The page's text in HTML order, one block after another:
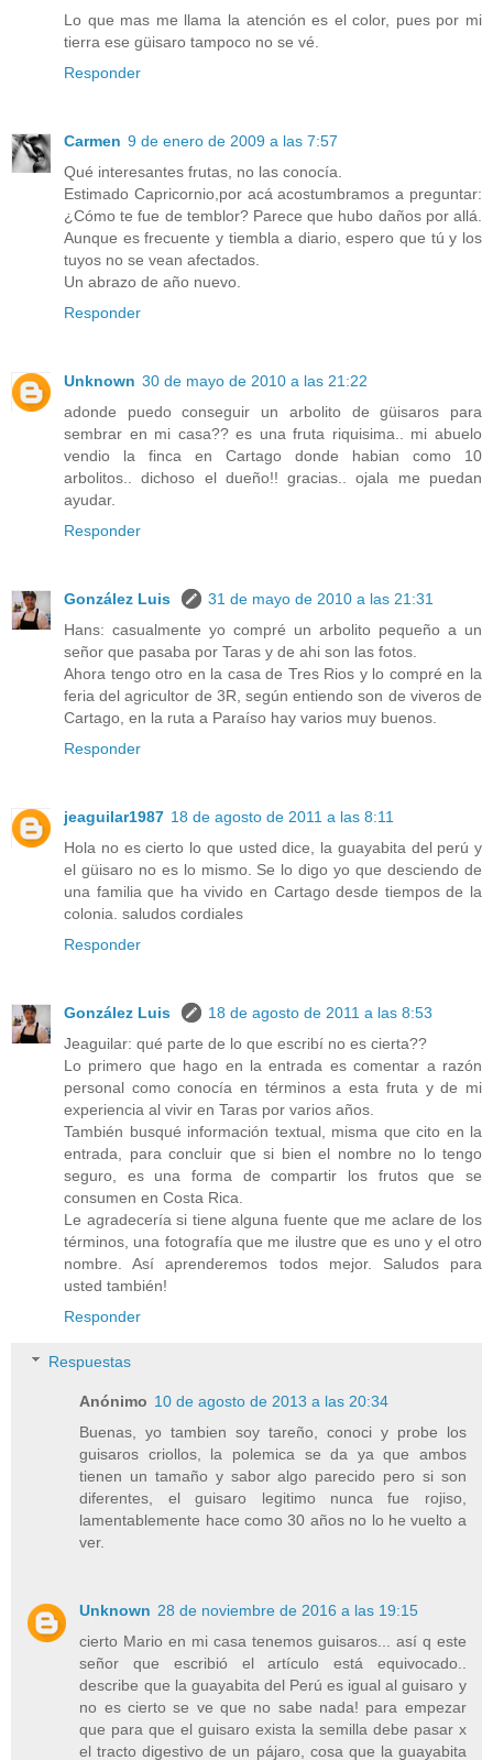
Lo que mas me llama la atención es el color, pues por mi
tierra ese güisaro tampoco no se vé.
Responder
Carmen 9 de enero de 2009 a las 7:57
Qué interesantes frutas, no las conocía.
Estimado Capricornio,por acá acostumbramos a preguntar:
¿Cómo te fue de temblor? Parece que hubo daños por allá.
Aunque es frecuente y tiembla a diario, espero que tú y los
tuyos no se vean afectados.
Un abrazo de año nuevo.
Responder
Unknown 30 de mayo de 2010 a las 21:22
adonde puedo conseguir un arbolito de güisaros para
sembrar en mi casa?? es una fruta riquisima.. mi abuelo
vendio la finca en Cartago donde habian como 10
arbolitos.. dichoso el dueño!! gracias.. ojala me puedan
ayudar.
Responder
González Luis
31 de mayo de 2010 a las 21:31
Hans: casualmente yo compré un arbolito pequeño a un
señor que pasaba por Taras y de ahi son las fotos.
Ahora tengo otro en la casa de Tres Rios y lo compré en la
feria del agricultor de 3R, según entiendo son de viveros de
Cartago, en la ruta a Paraíso hay varios muy buenos.
Responder
jeaguilar1987 18 de agosto de 2011 a las 8:11
Hola no es cierto lo que usted dice, la guayabita del perú y
el güisaro no es lo mismo. Se lo digo yo que desciendo de
una familia que ha vivido en Cartago desde tiempos de la
colonia. saludos cordiales
Responder
González Luis
18 de agosto de 2011 a las 8:53
Jeaguilar: qué parte de lo que escribí no es cierta??
Lo primero que hago en la entrada es comentar a razón
personal como conocía en términos a esta fruta y de mi
experiencia al vivir en Taras por varios años.
También busqué información textual, misma que cito en la
entrada, para concluir que si bien el nombre no lo tengo
seguro, es una forma de compartir los frutos que se
consumen en Costa Rica.
Le agradecería si tiene alguna fuente que me aclare de los
términos, una fotografía que me ilustre que es uno y el otro
nombre. Así aprenderemos todos mejor. Saludos para
usted también!
Responder
Respuestas
Anónimo 10 de agosto de 2013 a las 20:34
Buenas, yo tambien soy tareño, conoci y probe los
guisaros criollos, la polemica se da ya que ambos
tienen un tamaño y sabor algo parecido pero si son
diferentes, el guisaro legitimo nunca fue rojiso,
lamentablemente hace como 30 años no lo he vuelto a
ver.
Unknown 28 de noviembre de 2016 a las 19:15
cierto Mario en mi casa tenemos guisaros... así q este
señor que escribió el artículo está equivocado..
describe que la guayabita del Perú es igual al guisaro y
no es cierto se ve que no sabe nada! para empezar
que para que el guisaro exista la semilla debe pasar x
el tracto digestivo de un pájaro, cosa que la guayabita